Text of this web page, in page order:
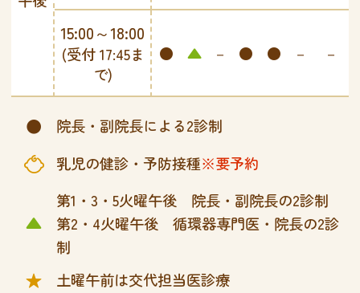
● 院長・副院長による2診制
乳児
乳児の健診・予防接種※要予約
▲
第1・3・5火曜午後 院長・副院長の2診制
第2・4火曜午後 循環器専門医・院長の2診
制
★
土曜午前は交代担当医診療
15:00～18:00
(受付 17:45ま
で)
● ▲ － ● ● － －